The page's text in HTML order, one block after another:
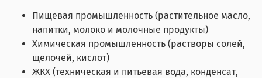
Пищевая промышленность (растительное масло,
напитки, молоко и молочные продукты)
Химическая промышленность (растворы солей,
щелочей, кислот)
ЖКХ (техническая и питьевая вода, конденсат,